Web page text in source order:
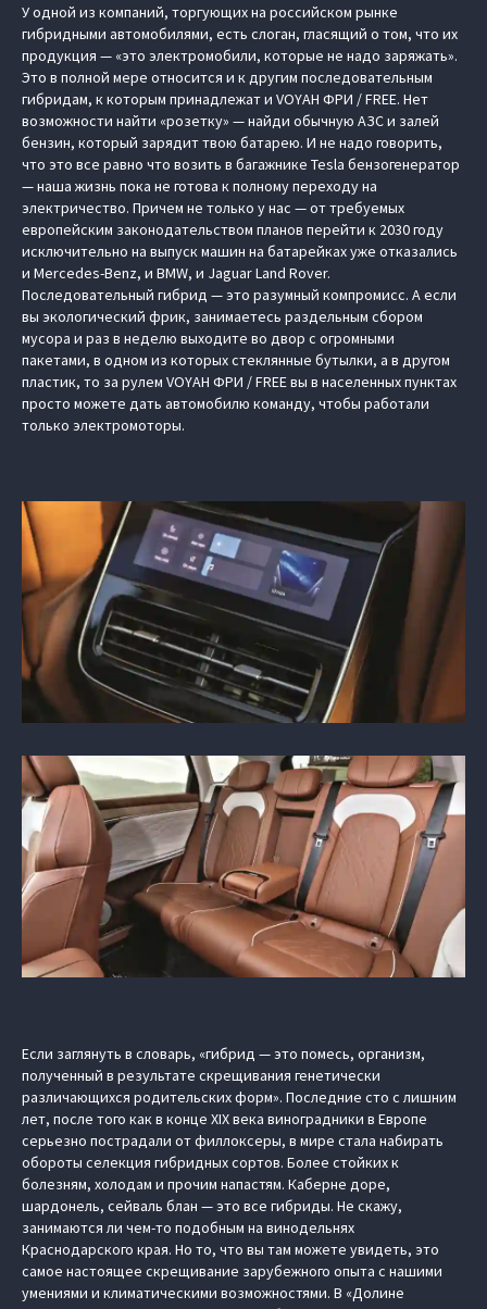
У одной из компаний, торгующих на российском рынке
гибридными автомобилями, есть слоган, гласящий о том, что их
продукция — «это электромобили, которые не надо заряжать».
Это в полной мере относится и к другим последовательным
гибридам, к которым принадлежат и VOYAH ФРИ / FREE. Нет
возможности найти «розетку» — найди обычную АЗС и залей
бензин, который зарядит твою батарею. И не надо говорить,
что это все равно что возить в багажнике Tesla бензогенератор
— наша жизнь пока не готова к полному переходу на
электричество. Причем не только у нас — от требуемых
европейским законодательством планов перейти к 2030 году
исключительно на выпуск машин на батарейках уже отказались
и Mercedes-Benz, и BMW, и Jaguar Land Rover.
Последовательный гибрид — это разумный компромисс. А если
вы экологический фрик, занимаетесь раздельным сбором
мусора и раз в неделю выходите во двор с огромными
пакетами, в одном из которых стеклянные бутылки, а в другом
пластик, то за рулем VOYAH ФРИ / FREEвы в населенных пунктах
просто можете дать автомобилю команду, чтобы работали
только электромоторы.
Если заглянуть в словарь, «гибрид — это помесь, организм,
полученный в результате скрещивания генетически
различающихся родительских форм». Последние сто с лишним
лет, после того как в конце XIX века виноградники в Европе
серьезно пострадали от филлоксеры, в мире стала набирать
обороты селекция гибридных сортов. Более стойких к
болезням, холодам и прочим напастям. Каберне доре,
шардонель, сейваль блан — это все гибриды. Не скажу,
занимаются ли чем-то подобным на винодельнях
Краснодарского края. Но то, что вы там можете увидеть, это
самое настоящее скрещивание зарубежного опыта с нашими
умениями и климатическими возможностями. В «Долине